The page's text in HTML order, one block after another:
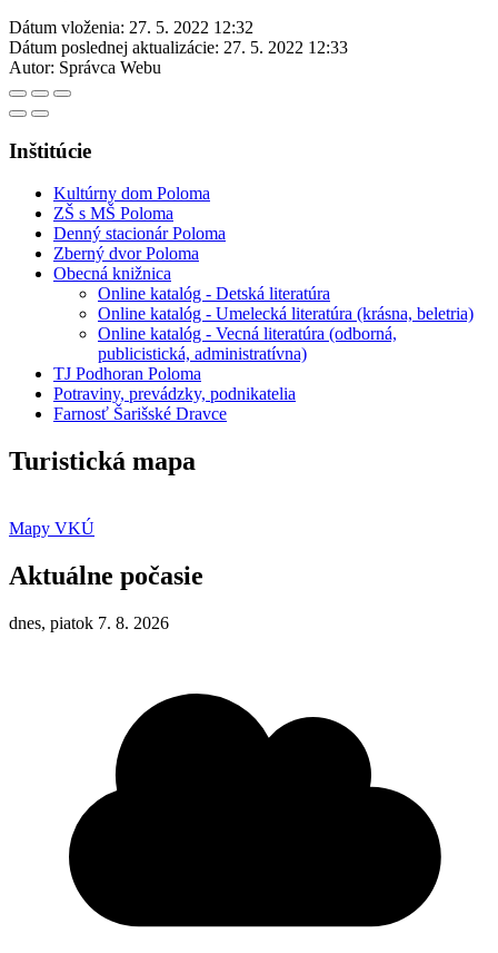
Dátum vloženia: 27. 5. 2022 12:32
Dátum poslednej aktualizácie: 27. 5. 2022 12:33
Autor: Správca Webu
Inštitúcie
Kultúrny dom Poloma
ZŠ s MŠ Poloma
Denný stacionár Poloma
Zberný dvor Poloma
Obecná knižnica
Online katalóg - Detská literatúra
Online katalóg - Umelecká literatúra (krásna, beletria)
Online katalóg - Vecná literatúra (odborná,
publicistická, administratívna)
TJ Podhoran Poloma
Potraviny, prevádzky, podnikatelia
Farnosť Šarišské Dravce
Turistická mapa
Mapy VKÚ
Aktuálne počasie
dnes, piatok 7. 8. 2026